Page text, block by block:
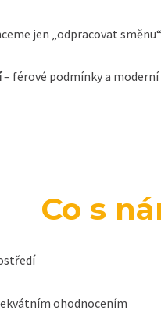
jen „odpracovat
– férové podmínky a
Co s
ohodnocením